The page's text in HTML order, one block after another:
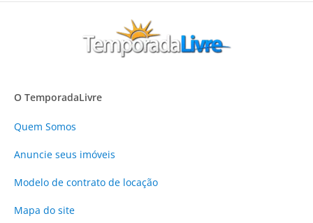
O TemporadaLivre
Quem Somos
Anuncie seus imóveis
Modelo de contrato de locação
Mapa do site